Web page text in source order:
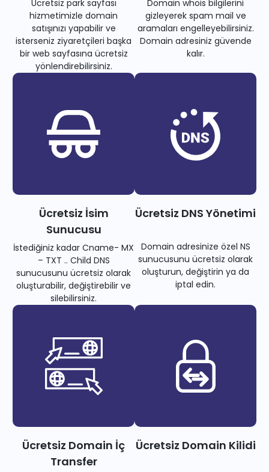
Ücretsiz park sayfası
hizmetimizle domain
satışınızı yapabilir ve
isterseniz ziyaretçileri başka
bir web sayfasına ücretsiz
yönlendirebilirsiniz.
Domain whois bilgilerini
gizleyerek spam mail ve
aramaları engelleyebilirsiniz.
Domain adresiniz güvende
kalır.
Ücretsiz İsim
Sunucusu
İstediğiniz kadar Cname- MX
– TXT .. Child DNS
sunucusunu ücretsiz olarak
oluşturabilir, değiştirebilir ve
silebilirsiniz.
Ücretsiz DNS Yönetimi
Domain adresinize özel NS
sunucusunu ücretsiz olarak
oluşturun, değiştirin ya da
iptal edin.
Ücretsiz Domain İç
Transfer
Ücretsiz Domain Kilidi